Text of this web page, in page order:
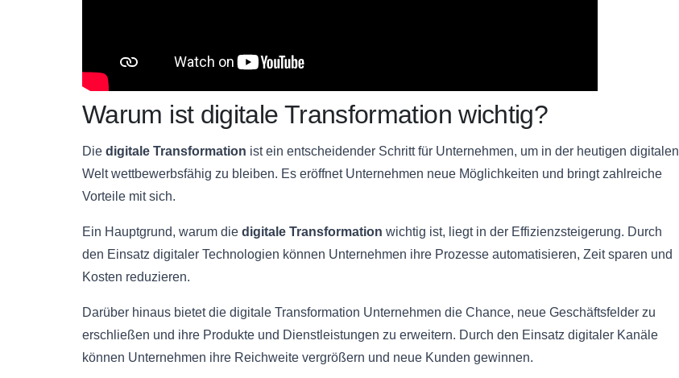
Warum ist digitale Transformation wichtig?
Die digitale Transformation ist ein entscheidender Schritt für Unternehmen, um in der heutigen digitalen
Welt wettbewerbsfähig zu bleiben. Es eröffnet Unternehmen neue Möglichkeiten und bringt zahlreiche
Vorteile mit sich.
Ein Hauptgrund, warum die digitale Transformation wichtig ist, liegt in der Effizienzsteigerung. Durch
den Einsatz digitaler Technologien können Unternehmen ihre Prozesse automatisieren, Zeit sparen und
Kosten reduzieren.
Darüber hinaus bietet die digitale Transformation Unternehmen die Chance, neue Geschäftsfelder zu
erschließen und ihre Produkte und Dienstleistungen zu erweitern. Durch den Einsatz digitaler Kanäle
können Unternehmen ihre Reichweite vergrößern und neue Kunden gewinnen.